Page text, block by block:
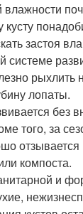
застоя
рыхлить
лопаты.
без
того, за
отзывается
компоста.
и